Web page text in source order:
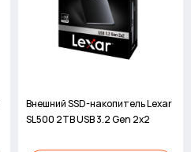
Внешний SSD-накопитель Lexar
SL500 2TB USB 3.2 Gen 2x2